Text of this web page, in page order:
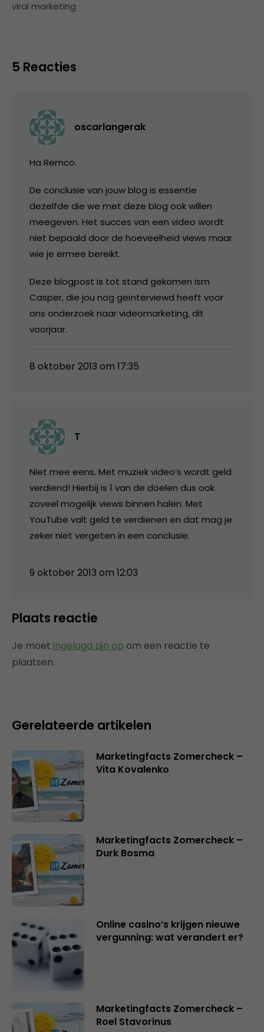
viral marketing
5 Reacties
oscarlangerak
Ha Remco.
De conclusie van jouw blog is essentie
dezelfde die we met deze blog ook willen
meegeven. Het succes van een video wordt
niet bepaald door de hoeveelheid views maar
wie je ermee bereikt.
Deze blogpost is tot stand gekomen ism
Casper, die jou nog geïnterviewd heeft voor
ons onderzoek naar videomarketing, dit
voorjaar.
8 oktober 2013 om 17:35
T
Niet mee eens. Met muziek video’s wordt geld
verdiend! Hierbij is 1 van de doelen dus ook
zoveel mogelijk views binnen halen. Met
YouTube valt geld te verdienen en dat mag je
zeker niet vergeten in een conclusie.
9 oktober 2013 om 12:03
Plaats reactie
Je moet ingelogd zijn op om een reactie te
plaatsen.
Gerelateerde artikelen
Marketingfacts Zomercheck –
Vita Kovalenko
Marketingfacts Zomercheck –
Durk Bosma
Online casino’s krijgen nieuwe
vergunning: wat verandert er?
Marketingfacts Zomercheck –
Roel Stavorinus